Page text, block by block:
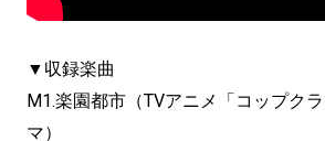
▼収録楽曲
M1.楽園都市（TVアニメ「コップク
マ）